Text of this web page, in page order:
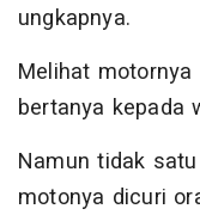
ungkapnya.
Melihat
bertanya kepada
Namun tidak
motonya dicuri